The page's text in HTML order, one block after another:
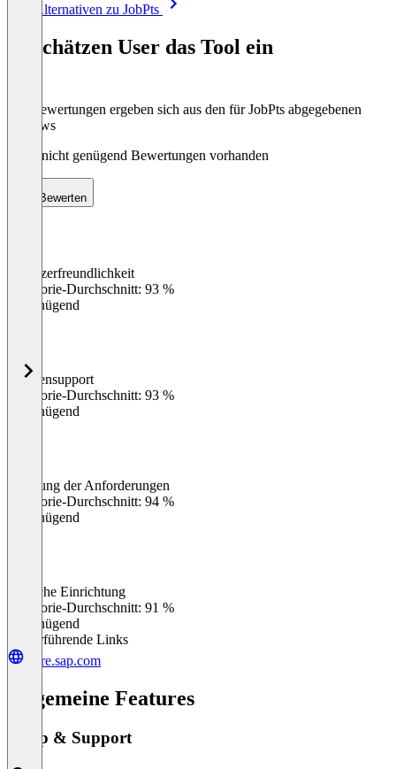
Alle Alternativen zu JobPts
So schätzen User das Tool ein
Die Bewertungen ergeben sich aus den für JobPts abgegebenen
Reviews
Noch nicht genügend Bewertungen vorhanden
Bewerten
Benutzerfreundlichkeit
Kategorie-Durchschnitt: 93 %
Ungenügend
%
Kundensupport
Kategorie-Durchschnitt: 93 %
Ungenügend
Erfüllung der Anforderungen
Kategorie-Durchschnitt: 94 %
Ungenügend
Einfache Einrichtung
Kategorie-Durchschnitt: 91 %
Ungenügend
Weiterführende Links
store.sap.com
Allgemeine Features
Setup & Support